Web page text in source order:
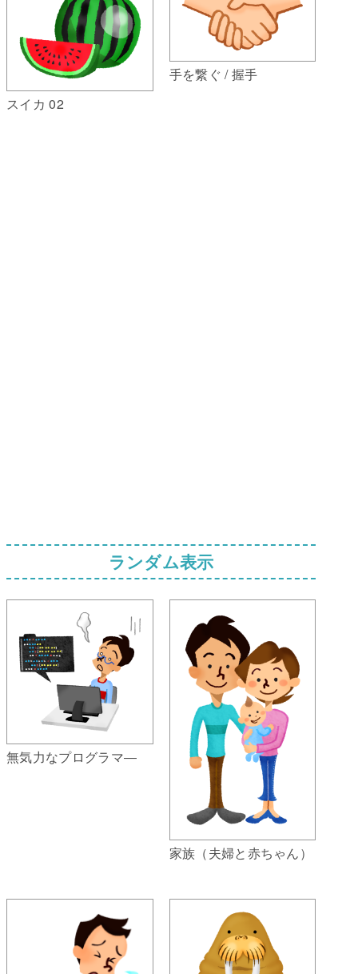
スイカ 02
手を繋ぐ / 握手
ランダム表示
無気力なプログラマ―
家族（夫婦と赤ちゃん）